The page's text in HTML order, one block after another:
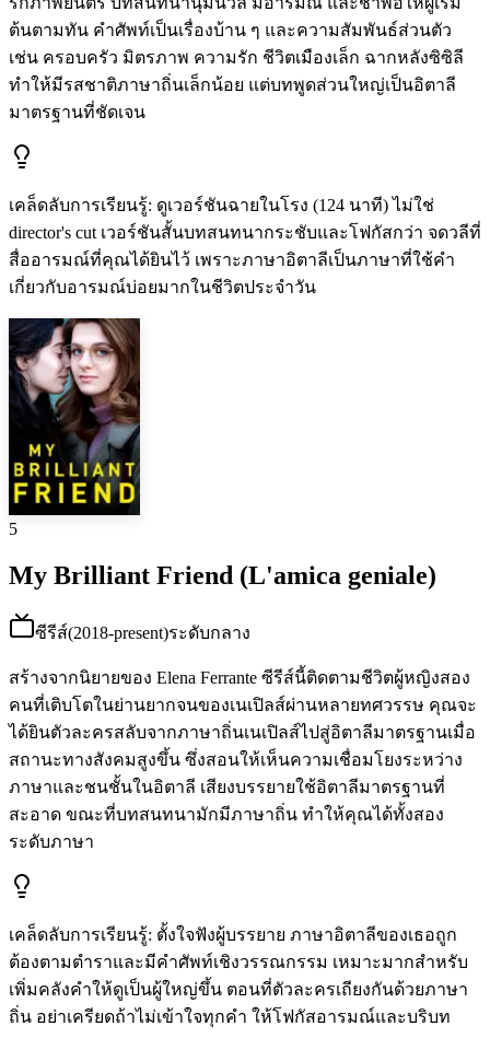
ต้นตามทัน คำศัพท์เป็นเรื่องบ้าน ๆ และความสัมพันธ์ส่วนตัว
เช่น ครอบครัว มิตรภาพ ความรัก ชีวิตเมืองเล็ก ฉากหลังซิซิลี
ทำให้มีรสชาติภาษาถิ่นเล็กน้อย แต่บทพูดส่วนใหญ่เป็นอิตาลี
มาตรฐานที่ชัดเจน
เคล็ดลับการเรียนรู้: ดูเวอร์ชันฉายในโรง (124 นาที) ไม่ใช่
director's cut เวอร์ชันสั้นบทสนทนากระชับและโฟกัสกว่า จดวลีที่
สื่ออารมณ์ที่คุณได้ยินไว้ เพราะภาษาอิตาลีเป็นภาษาที่ใช้คำ
เกี่ยวกับอารมณ์บ่อยมากในชีวิตประจำวัน
5
My Brilliant Friend (L'amica geniale)
ซีรีส์(2018-present)ระดับกลาง
สร้างจากนิยายของ Elena Ferrante ซีรีส์นี้ติดตามชีวิตผู้หญิงสอง
คนที่เติบโตในย่านยากจนของเนเปิลส์ผ่านหลายทศวรรษ คุณจะ
ได้ยินตัวละครสลับจากภาษาถิ่นเนเปิลส์ไปสู่อิตาลีมาตรฐานเมื่อ
สถานะทางสังคมสูงขึ้น ซึ่งสอนให้เห็นความเชื่อมโยงระหว่าง
ภาษาและชนชั้นในอิตาลี เสียงบรรยายใช้อิตาลีมาตรฐานที่
สะอาด ขณะที่บทสนทนามักมีภาษาถิ่น ทำให้คุณได้ทั้งสอง
ระดับภาษา
เคล็ดลับการเรียนรู้: ตั้งใจฟังผู้บรรยาย ภาษาอิตาลีของเธอถูก
ต้องตามตำราและมีคำศัพท์เชิงวรรณกรรม เหมาะมากสำหรับ
เพิ่มคลังคำให้ดูเป็นผู้ใหญ่ขึ้น ตอนที่ตัวละครเถียงกันด้วยภาษา
ถิ่น อย่าเครียดถ้าไม่เข้าใจทุกคำ ให้โฟกัสอารมณ์และบริบท